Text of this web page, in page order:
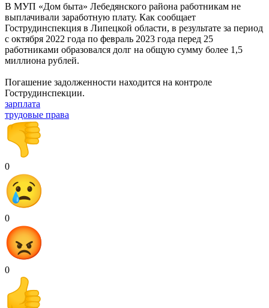
В МУП «Дом быта» Лебедянского района работникам не
выплачивали заработную плату. Как сообщает
Гострудинспекция в Липецкой области, в результате за период
с октября 2022 года по февраль 2023 года перед 25
работниками образовался долг на общую сумму более 1,5
миллиона рублей.
Погашение задолженности находится на контроле
Гострудинспекции.
зарплата
трудовые права
0
0
0